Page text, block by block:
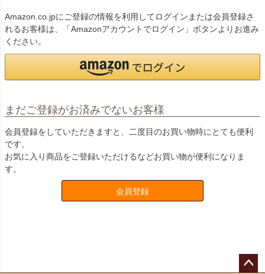
Amazon.co.jpにご登録の情報を利用してログインまたは会員登録さ
れるお客様は、「Amazonアカウントでログイン」ボタンよりお進み
ください。
まだご登録がお済みでないお客様
会員登録をしていただきますと、二度目のお買い物時にとても便利
です。
お気に入り商品をご登録いただけるなどお買い物が便利になりま
す。
会員登録